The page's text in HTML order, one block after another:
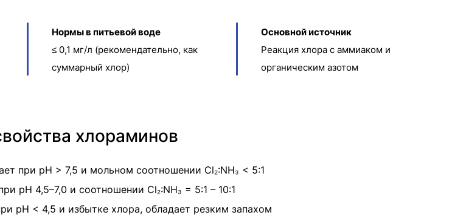
Нормы в питьевой воде
≤ 0,1 мг/л (рекомендательно, как
суммарный хлор)
Основной источник
Реакция хлора с аммиаком и
органическим азотом
хлораминов
при pH > 7,5 и мольном соотношении Cl₂:NH₃ < 5:1
pH 4,5–7,0 и соотношении Cl₂:NH₃ = 5:1 – 10:1
pH < 4,5 и избытке хлора, обладает резким запахом